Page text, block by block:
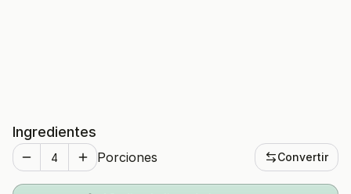
Ingredientes
Porciones Convertir